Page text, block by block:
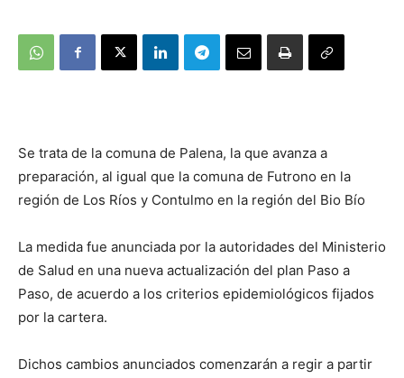
Se trata de la comuna de Palena, la que avanza a
preparación, al igual que la comuna de Futrono en la
región de Los Ríos y Contulmo en la región del Bio Bío
La medida fue anunciada por la autoridades del Ministerio
de Salud en una nueva actualización del plan Paso a
Paso, de acuerdo a los criterios epidemiológicos fijados
por la cartera.
Dichos cambios anunciados comenzarán a regir a partir